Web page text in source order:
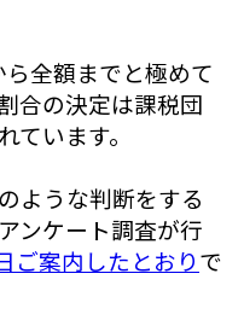
全額までと極めて
合の決定は課税団
います。
ような判断をする
ンケート調査が行
ご案内したとおりで